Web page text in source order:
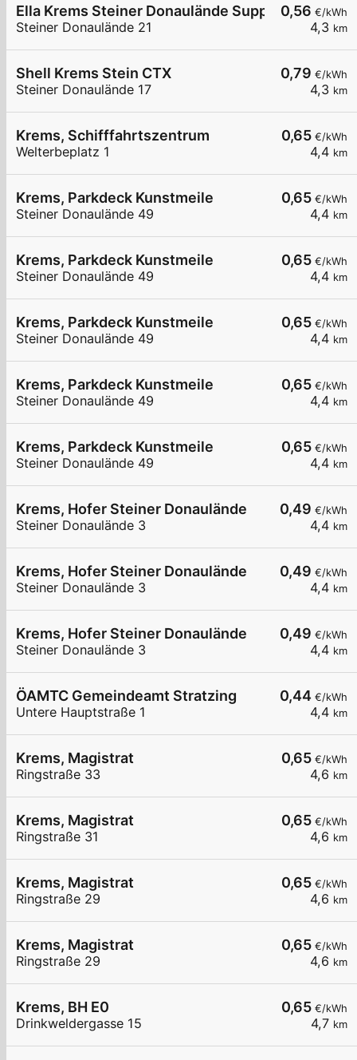
0,56 €/kWh
4,3 km
Ella Krems Steiner Donaulände Supportlader
Steiner Donaulände 21
0,79 €/kWh
4,3 km
Shell Krems Stein CTX
Steiner Donaulände 17
0,65 €/kWh
4,4 km
Krems, Schifffahrtszentrum
Welterbeplatz 1
0,65 €/kWh
4,4 km
Krems, Parkdeck Kunstmeile
Steiner Donaulände 49
0,65 €/kWh
4,4 km
Krems, Parkdeck Kunstmeile
Steiner Donaulände 49
0,65 €/kWh
4,4 km
Krems, Parkdeck Kunstmeile
Steiner Donaulände 49
0,65 €/kWh
4,4 km
Krems, Parkdeck Kunstmeile
Steiner Donaulände 49
0,65 €/kWh
4,4 km
Krems, Parkdeck Kunstmeile
Steiner Donaulände 49
0,49 €/kWh
4,4 km
Krems, Hofer Steiner Donaulände
Steiner Donaulände 3
0,49 €/kWh
4,4 km
Krems, Hofer Steiner Donaulände
Steiner Donaulände 3
0,49 €/kWh
4,4 km
Krems, Hofer Steiner Donaulände
Steiner Donaulände 3
0,44 €/kWh
4,4 km
ÖAMTC Gemeindeamt Stratzing
Untere Hauptstraße 1
0,65 €/kWh
4,6 km
Krems, Magistrat
Ringstraße 33
0,65 €/kWh
4,6 km
Krems, Magistrat
Ringstraße 31
0,65 €/kWh
4,6 km
Krems, Magistrat
Ringstraße 29
0,65 €/kWh
4,6 km
Krems, Magistrat
Ringstraße 29
0,65 €/kWh
4,7 km
Krems, BH E0
Drinkweldergasse 15